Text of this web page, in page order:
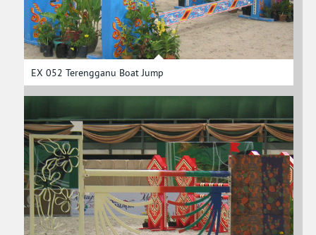
EX 052 Terengganu Boat Jump